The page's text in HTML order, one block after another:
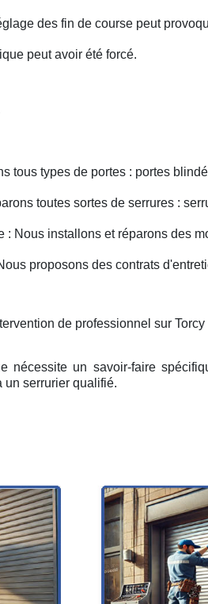
des fin de course peut
peut avoir été forcé.
tous types de portes : portes
toutes sortes de serrures :
: Nous installons et réparons des
proposons des contrats
de professionnel sur Torcy
nécessite un savoir-faire
un serrurier qualifié.